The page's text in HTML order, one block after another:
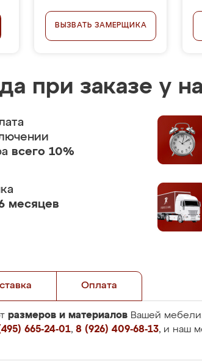
ВЫЗВАТЬ ЗАМЕРЩИКА
при заказе у
всего 10%
месяцев
Оплата
размеров и материалов Вашей
665-24-01, 8 (926) 409-68-13, и наш